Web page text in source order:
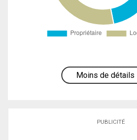
Moins de détails
PUBLICITÉ